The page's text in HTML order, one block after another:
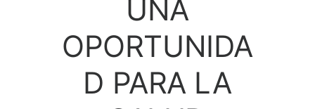
UNA
OPORTUNIDA
D PARA LA